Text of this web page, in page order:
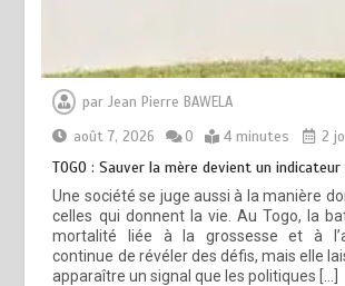
parJean Pierre BAWELA
août 7, 2026
0 4 minutes 2
TOGO : Sauver la mère devient un
Une société se juge aussi à la manière
celles qui donnent la vie. Au Togo, la
mortalité liée à la grossesse et à
continue de révéler des défis, mais elle
apparaître un signal que les politiques […]